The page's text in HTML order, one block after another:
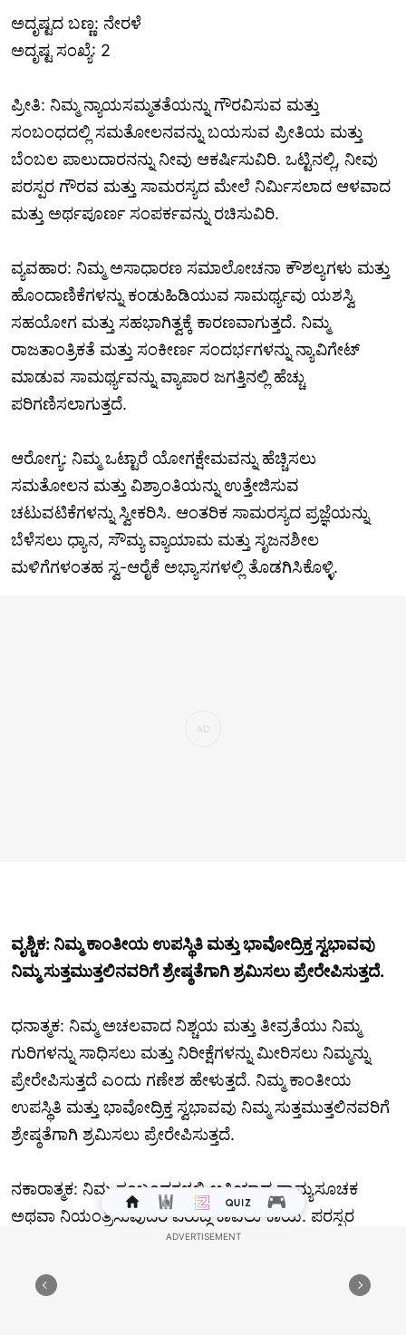
ಅದೃಷ್ಟದ ಬಣ್ಣ: ನೇರಳೆ
ಅದೃಷ್ಟ ಸಂಖ್ಯೆ: 2
ಪ್ರೀತಿ: ನಿಮ್ಮ ನ್ಯಾಯಸಮ್ಮತತೆಯನ್ನು ಗೌರವಿಸುವ ಮತ್ತು
ಸಂಬಂಧದಲ್ಲಿ ಸಮತೋಲನವನ್ನು ಬಯಸುವ ಪ್ರೀತಿಯ ಮತ್ತು
ಬೆಂಬಲ ಪಾಲುದಾರನನ್ನು ನೀವು ಆಕರ್ಷಿಸುವಿರಿ. ಒಟ್ಟಿನಲ್ಲಿ, ನೀವು
ಪರಸ್ಪರ ಗೌರವ ಮತ್ತು ಸಾಮರಸ್ಯದ ಮೇಲೆ ನಿರ್ಮಿಸಲಾದ ಆಳವಾದ
ಮತ್ತು ಅರ್ಥಪೂರ್ಣ ಸಂಪರ್ಕವನ್ನು ರಚಿಸುವಿರಿ.
ವ್ಯವಹಾರ: ನಿಮ್ಮ ಅಸಾಧಾರಣ ಸಮಾಲೋಚನಾ ಕೌಶಲ್ಯಗಳು ಮತ್ತು
ಹೊಂದಾಣಿಕೆಗಳನ್ನು ಕಂಡುಹಿಡಿಯುವ ಸಾಮರ್ಥ್ಯವು ಯಶಸ್ವಿ
ಸಹಯೋಗ ಮತ್ತು ಸಹಭಾಗಿತ್ವಕ್ಕೆ ಕಾರಣವಾಗುತ್ತದೆ. ನಿಮ್ಮ
ರಾಜತಾಂತ್ರಿಕತೆ ಮತ್ತು ಸಂಕೀರ್ಣ ಸಂದರ್ಭಗಳನ್ನು ನ್ಯಾವಿಗೇಟ್
ಮಾಡುವ ಸಾಮರ್ಥ್ಯವನ್ನು ವ್ಯಾಪಾರ ಜಗತ್ತಿನಲ್ಲಿ ಹೆಚ್ಚು
ಪರಿಗಣಿಸಲಾಗುತ್ತದೆ.
ಆರೋಗ್ಯ: ನಿಮ್ಮ ಒಟ್ಟಾರೆ ಯೋಗಕ್ಷೇಮವನ್ನು ಹೆಚ್ಚಿಸಲು
ಸಮತೋಲನ ಮತ್ತು ವಿಶ್ರಾಂತಿಯನ್ನು ಉತ್ತೇಜಿಸುವ
ಚಟುವಟಿಕೆಗಳನ್ನು ಸ್ವೀಕರಿಸಿ. ಆಂತರಿಕ ಸಾಮರಸ್ಯದ ಪ್ರಜ್ಞೆಯನ್ನು
ಬೆಳೆಸಲು ಧ್ಯಾನ, ಸೌಮ್ಯ ವ್ಯಾಯಾಮ ಮತ್ತು ಸೃಜನಶೀಲ
ಮಳಿಗೆಗಳಂತಹ ಸ್ವ-ಆರೈಕೆ ಅಭ್ಯಾಸಗಳಲ್ಲಿ ತೊಡಗಿಸಿಕೊಳ್ಳಿ.
ವೃಶ್ಚಿಕ: ನಿಮ್ಮ ಕಾಂತೀಯ ಉಪಸ್ಥಿತಿ ಮತ್ತು ಭಾವೋದ್ರಿಕ್ತ ಸ್ವಭಾವವು
ನಿಮ್ಮ ಸುತ್ತಮುತ್ತಲಿನವರಿಗೆ ಶ್ರೇಷ್ಠತೆಗಾಗಿ ಶ್ರಮಿಸಲು ಪ್ರೇರೇಪಿಸುತ್ತದೆ.
ಧನಾತ್ಮಕ: ನಿಮ್ಮ ಅಚಲವಾದ ನಿಶ್ಚಯ ಮತ್ತು ತೀವ್ರತೆಯು ನಿಮ್ಮ
ಗುರಿಗಳನ್ನು ಸಾಧಿಸಲು ಮತ್ತು ನಿರೀಕ್ಷೆಗಳನ್ನು ಮೀರಿಸಲು ನಿಮ್ಮನ್ನು
ಪ್ರೇರೇಪಿಸುತ್ತದೆ ಎಂದು ಗಣೇಶ ಹೇಳುತ್ತದೆ. ನಿಮ್ಮ ಕಾಂತೀಯ
ಉಪಸ್ಥಿತಿ ಮತ್ತು ಭಾವೋದ್ರಿಕ್ತ ಸ್ವಭಾವವು ನಿಮ್ಮ ಸುತ್ತಮುತ್ತಲಿನವರಿಗೆ
ಶ್ರೇಷ್ಠತೆಗಾಗಿ ಶ್ರಮಿಸಲು ಪ್ರೇರೇಪಿಸುತ್ತದೆ.
ನಕಾರಾತ್ಮಕ: ನಿಮ್ಮ ಸಂಬಂಧಗಳಲ್ಲಿ ಅತಿಯಾದ ಸ್ವಾಮ್ಯಸೂಚಕ
ಅಥವಾ ನಿಯಂತ್ರಿಸುವುದರ ವಿರುದ್ಧ ಕಾವಲು ಕಾಯಿ. ಪರಸ್ಪರ
ಗೌರವದ ಮೇಲೆ ನಿರ್ಮಿಸಲಾದ ಆರೋಗ್ಯಕರ ಸಂಪರ್ಕಗಳನ್ನು
ಬೆಳೆಸುವ ಮೂಲಕ ಇತರರಿಗೆ ಸ್ವಾತಂತ್ರ್ಯವನ್ನು ನಂಬಲು ಮತ್ತು
ಅನುಮತಿಸಲು ಕಲಿಯಿರಿ.